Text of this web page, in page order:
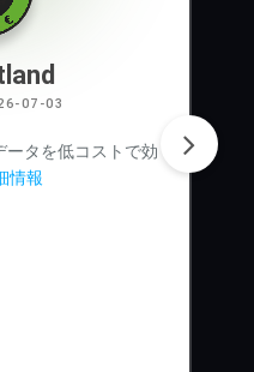
07-03
ータを低コストで効
情報